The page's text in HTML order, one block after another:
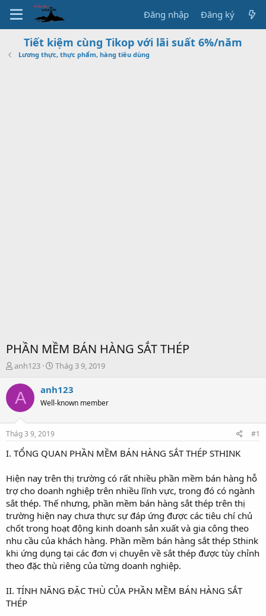
Đăng nhập Đăng ký
Tiết kiệm cùng Tikop với lãi suất 6%/năm
Lương thực, thực phẩm, hàng tiêu dùng
PHẦN MỀM BÁN HÀNG SẮT THÉP
T
r
e
a
s
t
a
e
r
anh123
S
a
e
Thág 3 9, 2019
A anh123
Well-known member
Thág 3 9, 2019 #1
I. TỔNG QUAN PHẦN MỀM BÁN HÀNG SẮT THÉP STHINK
Hiện nay trên thị trường có rất nhiều phần mềm bán hàng hỗ
trợ cho doanh nghiệp trên nhiều lĩnh vực, trong đó có ngành
sắt thép. Thế nhưng, phần mềm bán hàng sắt thép trên thị
trường hiện nay chưa thực sự đáp ứng được các tiêu chí chủ
chốt trong hoạt động kinh doanh sản xuất và gia công theo
nhu cầu của khách hàng. Phần mềm bán hàng sắt thép Sthink
khi ứng dụng tại các đơn vị chuyên về sắt thép được tùy chỉnh
theo đặc thù riêng của từng doanh nghiệp.
II. TÍNH NĂNG ĐẶC THÙ CỦA PHẦN MỀM BÁN HÀNG SẮT
THÉP